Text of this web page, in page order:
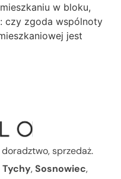
w bloku,
czy zgoda wspólnoty
jest
sprzedaż.
Tychy,Sosnowiec,